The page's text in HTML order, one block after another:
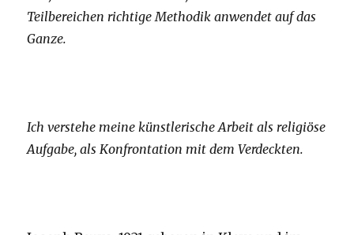
Teilbereichen richtige Methodik anwendet auf das
Ganze.
Ich verstehe meine künstlerische Arbeit als religiöse
Aufgabe, als Konfrontation mit dem Verdeckten.